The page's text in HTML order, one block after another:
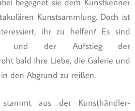
begegnet sie dem Kunstkenner
Kunstsammlung. Doch ist
ihr zu helfen? Es sind
und der Aufstieg der
bald ihre Liebe, die Galerie und
den Abgrund zu reißen.
stammt aus der Kunsthändler-